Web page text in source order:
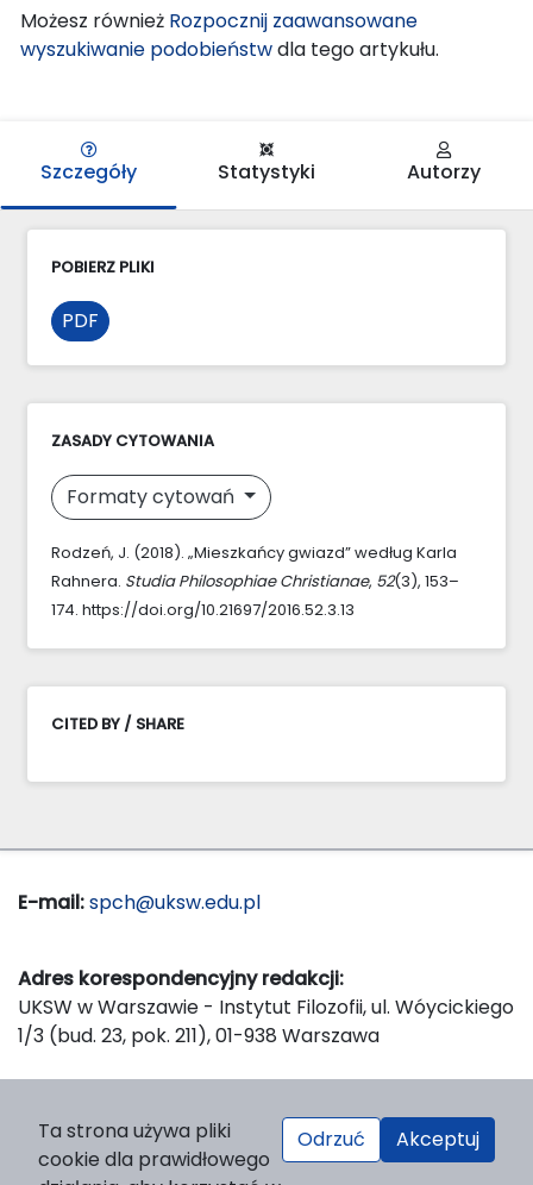
Możesz również Rozpocznij zaawansowane
wyszukiwanie podobieństwdla tego artykułu.
Szczegóły Statystyki Autorzy
POBIERZ PLIKI
PDF
ZASADY CYTOWANIA
Formaty cytowań
Rodzeń, J. (2018). „Mieszkańcy gwiazd” według Karla
Rahnera. Studia Philosophiae Christianae, 52(3), 153–
174. https://doi.org/10.21697/2016.52.3.13
CITED BY / SHARE
E-mail:spch@uksw.edu.pl
Adres korespondencyjny redakcji:
UKSW w Warszawie - Instytut Filozofii, ul. Wóycickiego
1/3 (bud. 23, pok. 211), 01-938 Warszawa
Wydawnictwo Naukowe UKSW, ul. Dewajtis 5, domek
nr 2, 01-815 Warszawa
Ta strona używa pliki
cookie dla prawidłowego
Odrzuć Akceptuj